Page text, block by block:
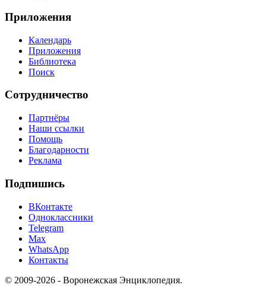
Приложения
Календарь
Приложения
Библиотека
Поиск
Сотрудничество
Партнёры
Наши ссылки
Помощь
Благодарности
Реклама
Подпишись
ВКонтакте
Одноклассники
Telegram
Max
WhatsApp
Контакты
© 2009-2026 - Воронежская Энциклопедия.